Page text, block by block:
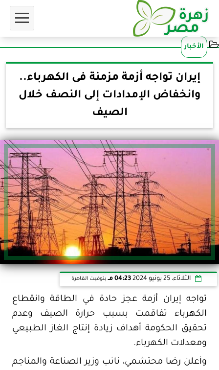
الأخبار
إيران تواجه أزمة مزمنة فى الكهرباء..
وانخفاض الإمدادات إلى النصف خلال
الصيف
الثلاثاء، 25 يونيو 2024 04:23 مـ بتوقيت القاهرة
تواجه إيران أزمة عجز حادة في الطاقة وانقطاع
الكهرباء تفاقمت بسبب حرارة الصيف وعدم
تحقيق الحكومة أهداف زيادة إنتاج الغاز الطبيعي
ومعدلات الكهرباء.
وأعلن رضا محتشمي، نائب وزير الصناعة والمناجم